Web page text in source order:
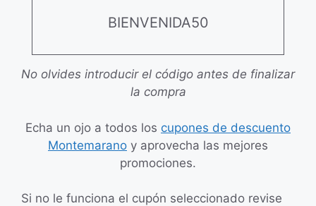
BIENVENIDA50
No olvides introducir el código antes de finalizar
la compra
Echa un ojo a todos los cupones de descuento
Montemarano y aprovecha las mejores
promociones.
Si no le funciona el cupón seleccionado revise